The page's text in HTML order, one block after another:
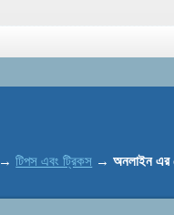
→টিপস এবং ট্রিকস →অনলাইন এর